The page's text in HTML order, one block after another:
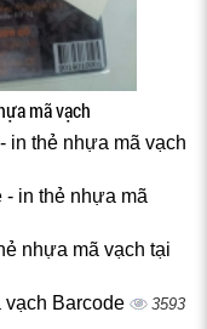
mã vạch
in thẻ nhựa mã vạch
- in thẻ nhựa mã
nhựa mã vạch tại
vạch Barcode 3593